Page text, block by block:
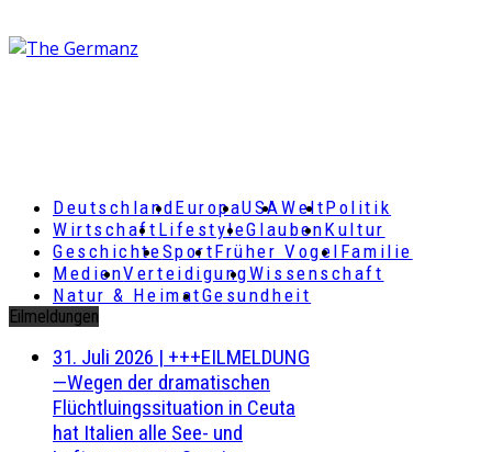
DeutschlandEuropaUSAWeltPolitik
Wirtschaft LifestyleGlaubenKultur
GeschichteSportFrüher Vogel Familie
MedienVerteidigungWissenschaft
Natur & HeimatGesundheit
Eilmeldungen
31. Juli 2026 | +++EILMELDUNG
—Wegen der dramatischen
Flüchtluingssituation in Ceuta
hat Italien alle See- und